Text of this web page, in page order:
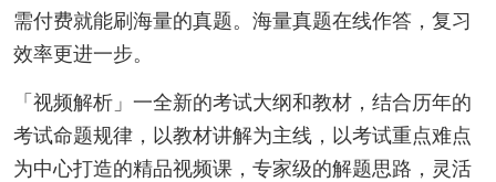
需付费就能刷海量的真题。海量真题在线作答，复习
效率更进一步。
「视频解析」一全新的考试大纲和教材，结合历年的
考试命题规律，以教材讲解为主线，以考试重点难点
为中心打造的精品视频课，专家级的解题思路，灵活